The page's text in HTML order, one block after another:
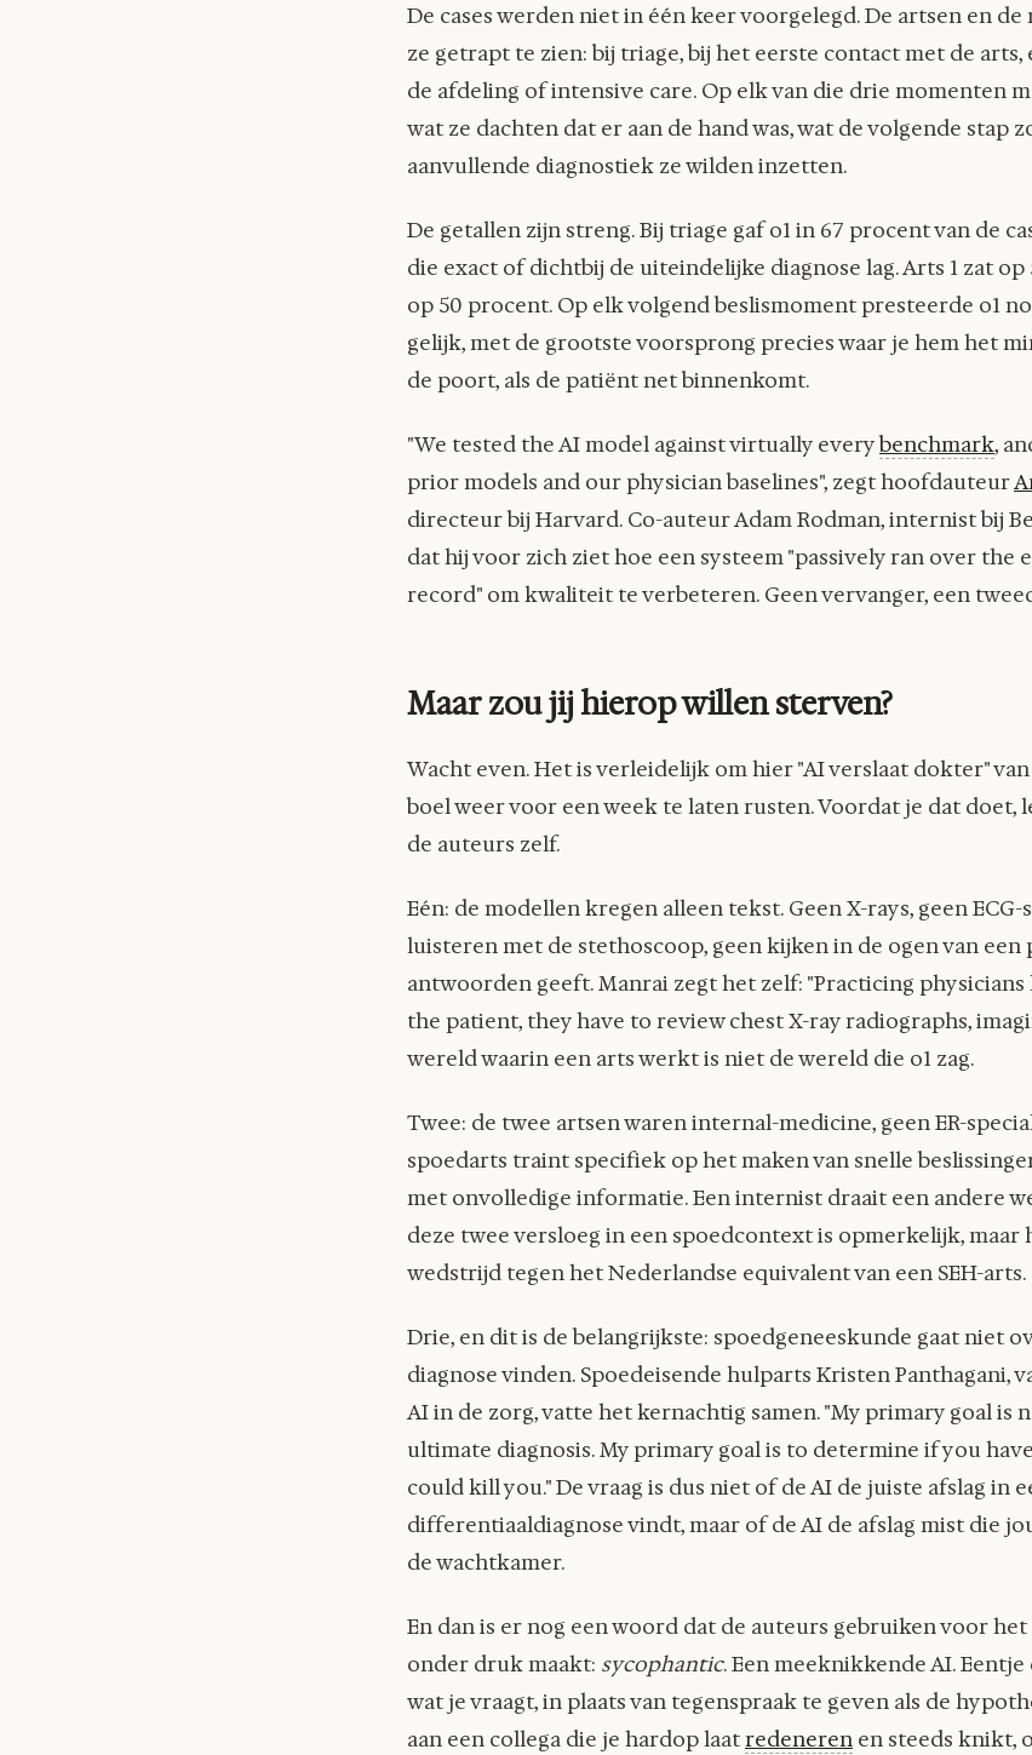
De cases werden niet in één keer voorgelegd. De artsen en
ze getrapt te zien: bij triage, bij het eerste contact met de arts,
de afdeling of intensive care. Op elk van die drie momenten
wat ze dachten dat er aan de hand was, wat de volgende stap
aanvullende diagnostiek ze wilden inzetten.
De getallen zijn streng. Bij triage gaf o1 in 67 procent van de
die exact of dichtbij de uiteindelijke diagnose lag. Arts 1 zat op
op 50 procent. Op elk volgend beslismoment presteerde o1
gelijk, met de grootste voorsprong precies waar je hem het
de poort, als de patiënt net binnenkomt.
"We tested the AI model against virtually everybenchmark,
prior models and our physician baselines", zegt hoofdauteur
directeur bij Harvard. Co-auteur Adam Rodman, internist bij
dat hij voor zich ziet hoe een systeem "passively ran over the
record" om kwaliteit te verbeteren. Geen vervanger, een
Maar zou jij hierop willen sterven?
Wacht even. Het is verleidelijk om hier "AI verslaat dokter"
boel weer voor een week te laten rusten. Voordat je dat doet,
de auteurs zelf.
Eén: de modellen kregen alleen tekst. Geen X-rays, geen
luisteren met de stethoscoop, geen kijken in de ogen van een
antwoorden geeft. Manrai zegt het zelf: "Practicing
the patient, they have to review chest X-ray radiographs,
wereld waarin een arts werkt is niet de wereld die o1 zag.
Twee: de twee artsen waren internal-medicine, geen ER-
spoedarts traint specifiek op het maken van snelle
met onvolledige informatie. Een internist draait een andere
deze twee versloeg in een spoedcontext is opmerkelijk, maar
wedstrijd tegen het Nederlandse equivalent van een SEH-arts.
Drie, en dit is de belangrijkste: spoedgeneeskunde gaat niet
diagnose vinden. Spoedeisende hulparts Kristen Panthagani,
AI in de zorg, vatte het kernachtig samen. "My primary goal is
ultimate diagnosis. My primary goal is to determine if you
could kill you." De vraag is dus niet of de AI de juiste afslag in
differentiaaldiagnose vindt, maar of de AI de afslag mist die
de wachtkamer.
En dan is er nog een woord dat de auteurs gebruiken voor
onder druk maakt: sycophantic. Een meeknikkende AI.
wat je vraagt, in plaats van tegenspraak te geven als de
aan een collega die je hardop laatredeneren en steeds knikt,